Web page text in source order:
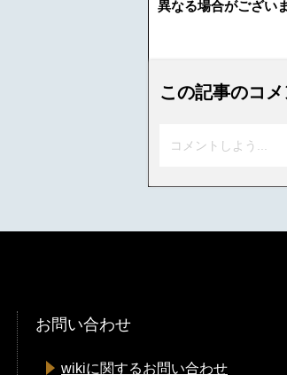
異なる場合がござい
この記事のコ
コメントしよう...
お問い合わせ
wikiに関するお問い合わせ